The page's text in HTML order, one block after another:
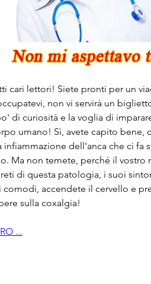
cari lettori! Siete pronti per un
non vi servirà un
di curiosità e la voglia di
umano! Sì, avete capito
infiammazione dell'anca che ci fa
Ma non temete, perché il vostro
di questa patologia, i suoi
comodi, accendete il cervello e
sulla coxalgia!
...